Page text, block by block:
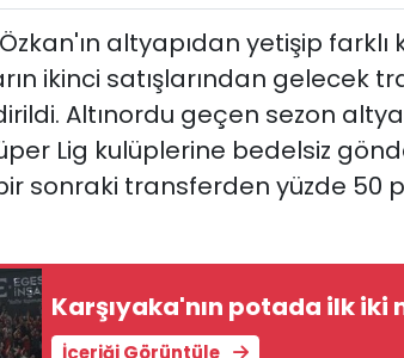
altyapıdan yetişip
ikinci satışlarından gelecek
Altınordu geçen sezon
Lig kulüplerine bedelsiz
sonraki transferden yüzde 50
Karşıyaka'nın potada ilk iki
İçeriği Görüntüle